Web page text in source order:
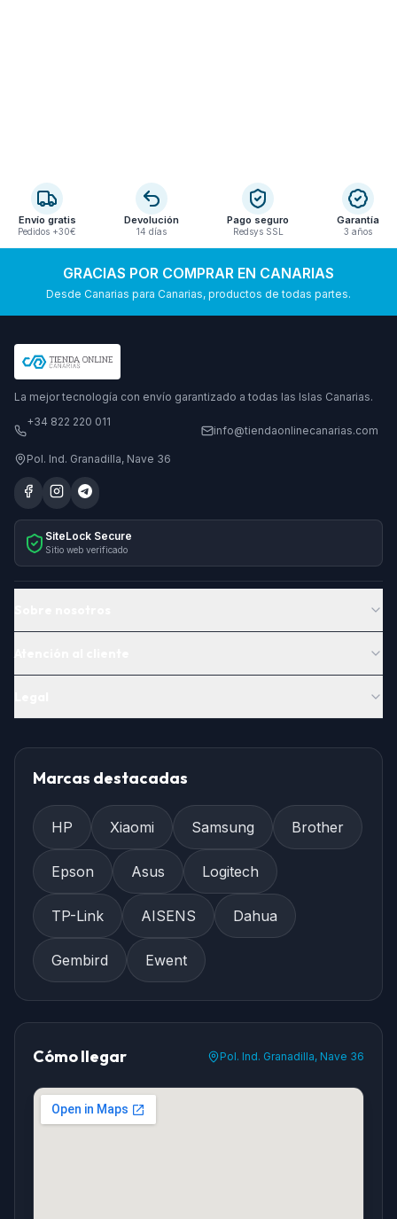
Envío gratis
Pedidos +30€
Devolución
14 días
Pago seguro
Redsys SSL
Garantía
3 años
GRACIAS POR COMPRAR EN CANARIAS
Desde Canarias para Canarias, productos de todas partes.
La mejor tecnología con envío garantizado a todas las Islas Canarias.
+34 822 220 011
info@tiendaonlinecanarias.com
Pol. Ind. Granadilla, Nave 36
SiteLock Secure
Sitio web verificado
Marcas destacadas
HP Xiaomi Samsung Brother
Epson Asus Logitech
TP-Link AISENS Dahua
Gembird Ewent
Cómo llegar Pol. Ind. Granadilla, Nave 36